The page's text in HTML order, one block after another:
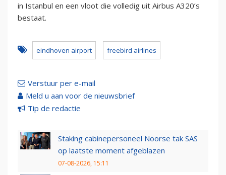
in Istanbul en een vloot die volledig uit Airbus A320’s
bestaat.
eindhoven airport freebird airlines
Verstuur per e-mail
Meld u aan voor de nieuwsbrief
Tip de redactie
Staking cabinepersoneel Noorse tak SAS
op laatste moment afgeblazen
07-08-2026, 15:11